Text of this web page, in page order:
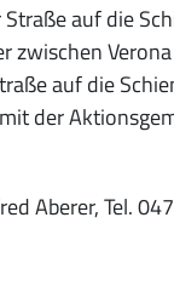
auf die
zwischen
auf die
der
Aberer, Tel.